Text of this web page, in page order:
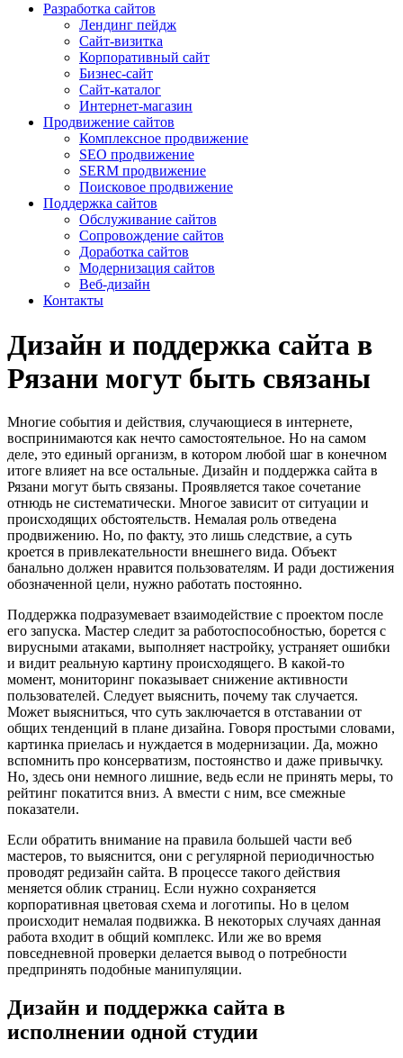
Разработка сайтов
Лендинг пейдж
Сайт-визитка
Корпоративный сайт
Бизнес-сайт
Сайт-каталог
Интернет-магазин
Продвижение сайтов
Комплексное продвижение
SEO продвижение
SERM продвижение
Поисковое продвижение
Поддержка сайтов
Обслуживание сайтов
Сопровождение сайтов
Доработка сайтов
Модернизация сайтов
Веб-дизайн
Контакты
Дизайн и поддержка сайта в
Рязани могут быть связаны
Многие события и действия, случающиеся в интернете,
воспринимаются как нечто самостоятельное. Но на самом
деле, это единый организм, в котором любой шаг в конечном
итоге влияет на все остальные. Дизайн и поддержка сайта в
Рязани могут быть связаны. Проявляется такое сочетание
отнюдь не систематически. Многое зависит от ситуации и
происходящих обстоятельств. Немалая роль отведена
продвижению. Но, по факту, это лишь следствие, а суть
кроется в привлекательности внешнего вида. Объект
банально должен нравится пользователям. И ради достижения
обозначенной цели, нужно работать постоянно.
Поддержка подразумевает взаимодействие с проектом после
его запуска. Мастер следит за работоспособностью, борется с
вирусными атаками, выполняет настройку, устраняет ошибки
и видит реальную картину происходящего. В какой-то
момент, мониторинг показывает снижение активности
пользователей. Следует выяснить, почему так случается.
Может выясниться, что суть заключается в отставании от
общих тенденций в плане дизайна. Говоря простыми словами,
картинка приелась и нуждается в модернизации. Да, можно
вспомнить про консерватизм, постоянство и даже привычку.
Но, здесь они немного лишние, ведь если не принять меры, то
рейтинг покатится вниз. А вмести с ним, все смежные
показатели.
Если обратить внимание на правила большей части веб
мастеров, то выяснится, они с регулярной периодичностью
проводят редизайн сайта. В процессе такого действия
меняется облик страниц. Если нужно сохраняется
корпоративная цветовая схема и логотипы. Но в целом
происходит немалая подвижка. В некоторых случаях данная
работа входит в общий комплекс. Или же во время
повседневной проверки делается вывод о потребности
предпринять подобные манипуляции.
Дизайн и поддержка сайта в
исполнении одной студии